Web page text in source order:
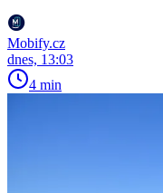
Mobify.cz
dnes, 13:03
4 min